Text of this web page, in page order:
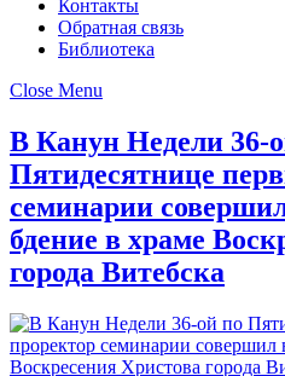
Контакты
Обратная связь
Библиотека
Close Menu
В Канун Недели 36-
Пятидесятнице
семинарии
бдение в храме
города Витебска